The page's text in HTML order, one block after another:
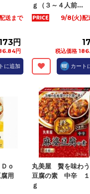
送まで
円
円
に追加
ｇ（３～４人前...
9/8(火)配
税込価格
カート
Ｄｏ
腐用
丸美屋 贅を味わ
豆腐の素 中辛 １
ｇ